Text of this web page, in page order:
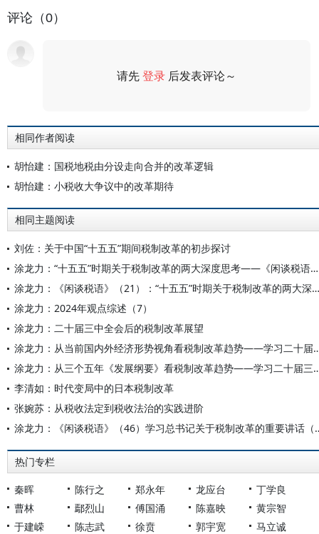
评论（0）
请先登录 后发表评论～
相同作者阅读
胡怡建：国税地税由分设走向合并的改革逻辑
胡怡建：小税收大争议中的改革期待
相同主题阅读
刘佐：关于中国“十五五”期间税制改革的初步探讨
涂龙力：“十五五”时期关于税制改革的两大深度思考——《闲谈税语》（21）
涂龙力：《闲谈税语》（21）：“十五五”时期关于税制改革的两大深度思考
涂龙力：2024年观点综述（7）
涂龙力：二十届三中全会后的税制改革展望
涂龙力：从当前国内外经济形势
涂龙力：从三个五年《发展纲
李清如：时代变局中的日本税制改革
张婉苏：从税收法定到税收法治的实践进阶
涂龙力：《闲谈税语
热门专栏
秦晖 陈行之 郑永年 龙应台
丁学良
曹林
鄢烈山 傅国涌 陈嘉映
黄宗智
于建嵘
陈志武 徐贲 郭宇宽
马立诚